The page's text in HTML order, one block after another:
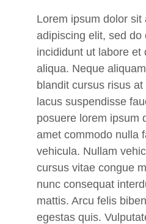
Lorem ipsum dolor
adipiscing elit, sed do
incididunt ut labore et
aliqua. Neque
blandit cursus risus
lacus suspendisse
posuere lorem ipsum
amet commodo nulla
vehicula. Nullam
cursus vitae congue
nunc consequat
mattis. Arcu felis
egestas quis.